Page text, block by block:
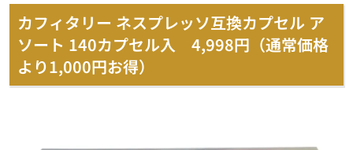
カフィタリー ネスプレッソ互換カプセル ア
ソート 140カプセル入 4,998円（通常価格
より1,000円お得）